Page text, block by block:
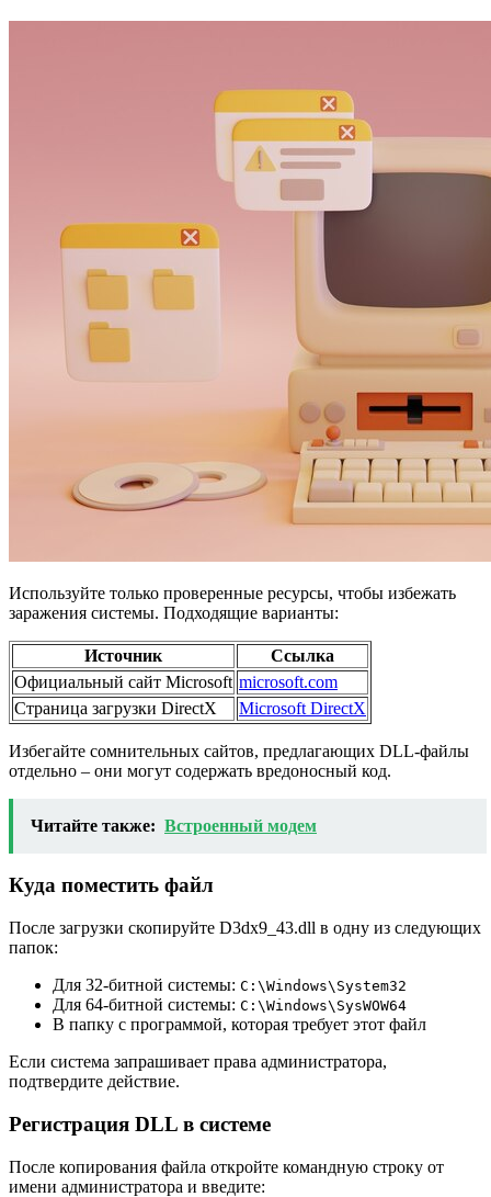
Используйте только проверенные ресурсы, чтобы избежать
заражения системы. Подходящие варианты:
Источник
Ссылка
Официальный сайт Microsoft microsoft.com
Страница загрузки DirectX
Microsoft DirectX
Избегайте сомнительных сайтов, предлагающих DLL-файлы
отдельно – они могут содержать вредоносный код.
Читайте также: Встроенный модем
Куда поместить файл
После загрузки скопируйте D3dx9_43.dll в одну из следующих
папок:
Для 32-битной системы: C:\Windows\System32
Для 64-битной системы: C:\Windows\SysWOW64
В папку с программой, которая требует этот файл
Если система запрашивает права администратора,
подтвердите действие.
Регистрация DLL в системе
После копирования файла откройте командную строку от
имени администратора и введите: